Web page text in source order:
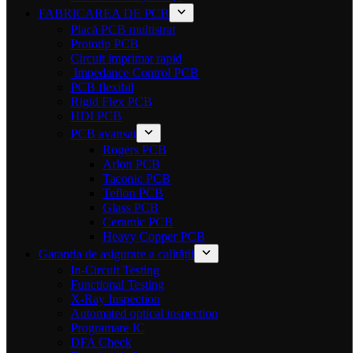
FABRICAREA DE PCB
Placă PCB multistrat
Prototip PCB
Circuit imprimat rapid
Impedance Control PCB
PCB flexibil
Rigid Flex PCB
HDI PCB
PCB avansat
Rogers PCB
Arlon PCB
Taconic PCB
Teflon PCB
Glass PCB
Ceramic PCB
Heavy Copper PCB
Garanția de asigurare a calității
In-Circuit Testing
Functional Testing
X-Ray Inspection
Automated optical inspection
Programare IC
DFA Check